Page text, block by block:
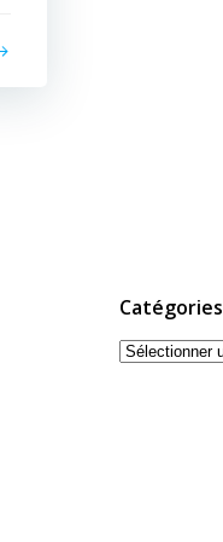
Catégories
Catégories